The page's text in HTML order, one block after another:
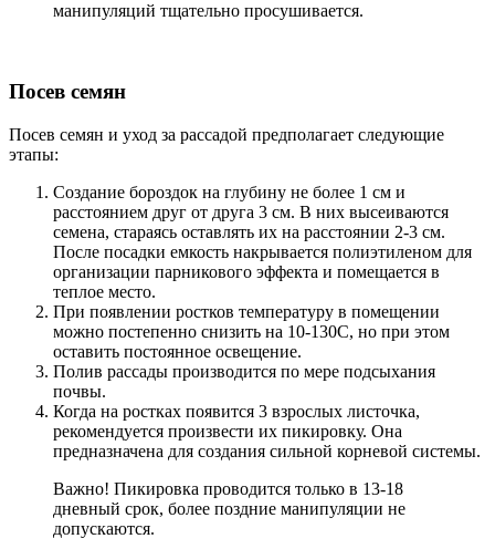
манипуляций тщательно просушивается.
Посев семян
Посев семян и уход за рассадой предполагает следующие
этапы:
Создание бороздок на глубину не более 1 см и
расстоянием друг от друга 3 см. В них высеиваются
семена, стараясь оставлять их на расстоянии 2-3 см.
После посадки емкость накрывается полиэтиленом для
организации парникового эффекта и помещается в
теплое место.
При появлении ростков температуру в помещении
можно постепенно снизить на 10-130С, но при этом
оставить постоянное освещение.
Полив рассады производится по мере подсыхания
почвы.
Когда на ростках появится 3 взрослых листочка,
рекомендуется произвести их пикировку. Она
предназначена для создания сильной корневой системы.
Важно! Пикировка проводится только в 13-18
дневный срок, более поздние манипуляции не
допускаются.